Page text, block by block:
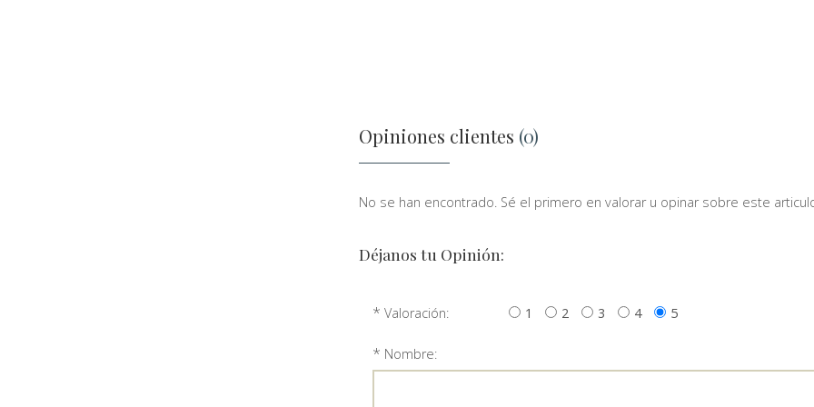
Opiniones clientes (0)
No se han encontrado. Sé el primero en valorar u opinar sobre este
Déjanos tu Opinión:
* Valoración: 1 2 3 4 5
* Nombre: